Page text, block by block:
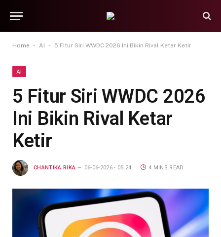
Home - AI - 5 Fitur Siri WWDC 2026 Ini Bikin Rival Ketar Ketir
AI
5 Fitur Siri WWDC 2026
Ini Bikin Rival Ketar
Ketir
CHANTIKA RIKA 06-06-2026 - 05.24 4 MINS READ